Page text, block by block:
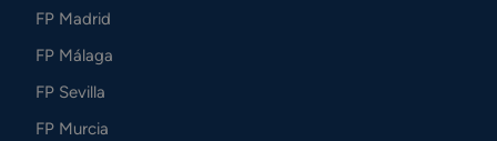
FP Madrid
FP Málaga
FP Sevilla
FP Murcia